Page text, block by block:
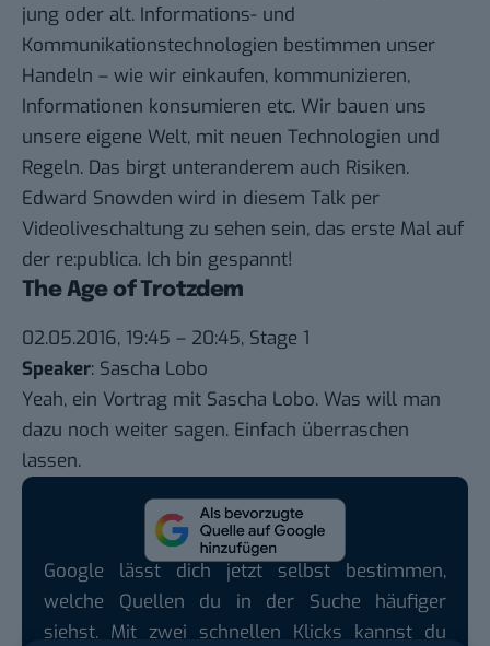
jung oder alt. Informations- und
Kommunikationstechnologien bestimmen unser
Handeln – wie wir einkaufen, kommunizieren,
Informationen konsumieren etc. Wir bauen uns
unsere eigene Welt, mit neuen Technologien und
Regeln. Das birgt unteranderem auch Risiken.
Edward Snowden wird in diesem Talk per
Videoliveschaltung zu sehen sein, das erste Mal auf
der re:publica. Ich bin gespannt!
The Age of Trotzdem
02.05.2016, 19:45 – 20:45, Stage 1
Speaker: Sascha Lobo
Yeah, ein Vortrag mit Sascha Lobo. Was will man
dazu noch weiter sagen. Einfach überraschen
lassen.
Google lässt dich jetzt selbst bestimmen,
welche Quellen du in der Suche häufiger
siehst. Mit zwei schnellen Klicks kannst du